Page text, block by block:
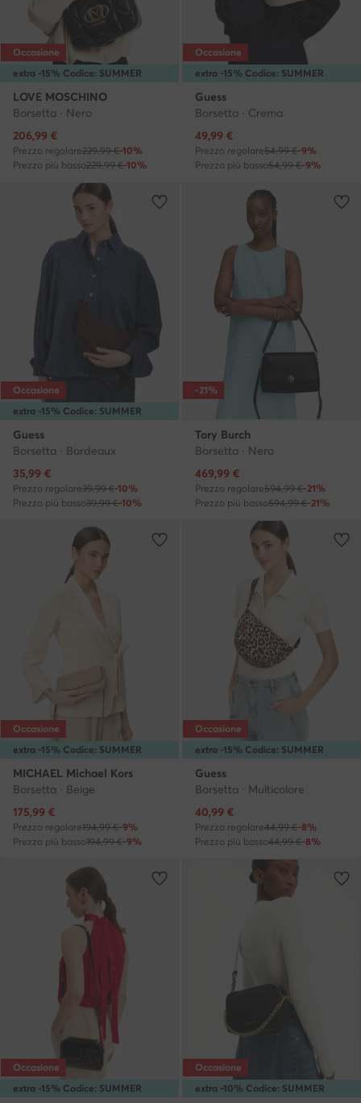
extra -15% Codice: SUMMER
Occasione
LOVE MOSCHINO
Borsetta · Nero
Prezzo attuale
206,99 €
Prezzo regolare229,99 €-10%
Prezzo più basso229,99 €-10%
extra -15% Codice: SUMMER
Occasione
Guess
Borsetta · Crema
Prezzo attuale
49,99 €
Prezzo regolare54,99 €-9%
Prezzo più basso54,99 €-9%
extra -15% Codice: SUMMER
Occasione
Guess
Borsetta · Bordeaux
Prezzo attuale
35,99 €
Prezzo regolare39,99 €-10%
Prezzo più basso39,99 €-10%
-21%
Tory Burch
Borsetta · Nero
Prezzo attuale
469,99 €
Prezzo regolare594,99 €-21%
Prezzo più basso594,99 €-21%
extra -15% Codice: SUMMER
Occasione
MICHAEL Michael Kors
Borsetta · Beige
Prezzo attuale
175,99 €
Prezzo regolare194,99 €-9%
Prezzo più basso194,99 €-9%
extra -15% Codice: SUMMER
Occasione
Guess
Borsetta · Multicolore
Prezzo attuale
40,99 €
Prezzo regolare44,99 €-8%
Prezzo più basso44,99 €-8%
extra -15% Codice: SUMMER
Occasione
extra -10% Codice: SUMMER
Occasione